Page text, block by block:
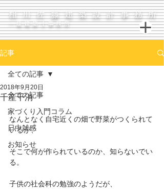
相川佐藤建築設計事務所
一級建築士事務所
記事
全ての記事
家づくり入門コラム
日中雑感
お知らせ
全ての記事
千産千消
2018年9月20日
なんとなく自宅近くの畑で野菜がつくられて
いるが、
そこで何が作られているのか、知らないでい
る。
子供の社会科の勉強のようだが、